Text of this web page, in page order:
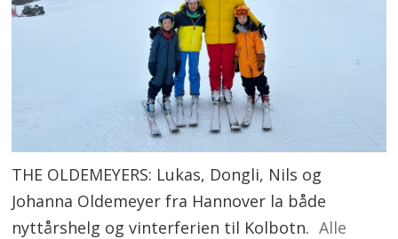
THE OLDEMEYERS: Lukas, Dongli, Nils og
Johanna Oldemeyer fra Hannover la både
nyttårshelg og vinterferien til Kolbotn. Alle